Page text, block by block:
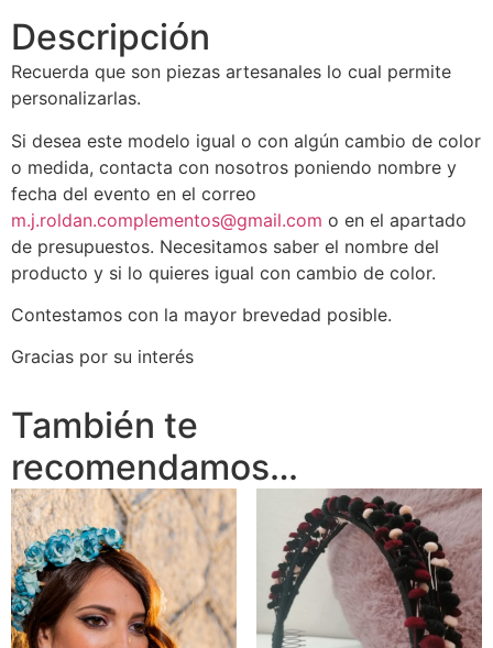
Descripción
Recuerda que son piezas artesanales lo cual permite
personalizarlas.
Si desea este modelo igual o con algún cambio de color
o medida, contacta con nosotros poniendo nombre y
fecha del evento en el correo
m.j.roldan.complementos@gmail.com o en el apartado
de presupuestos. Necesitamos saber el nombre del
producto y si lo quieres igual con cambio de color.
Contestamos con la mayor brevedad posible.
Gracias por su interés
También te
recomendamos…